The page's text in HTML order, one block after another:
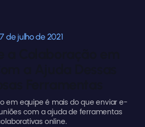
7 de julho de 2021
em equipe é mais do que enviar e-
com a ajuda de ferramentas
online.